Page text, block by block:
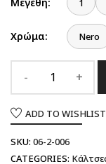
1
Χρώμα: Nero
ADD TO WISHLIST
SKU: 06-2-006
CATEGORIES: